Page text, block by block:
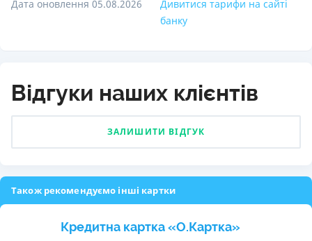
Дата оновлення 05.08.2026
Дивитися тарифи на сайті
банку
Відгуки наших клієнтів
ЗАЛИШИТИ ВІДГУК
Також рекомендуємо інші картки
Кредитна картка «O.Картка»